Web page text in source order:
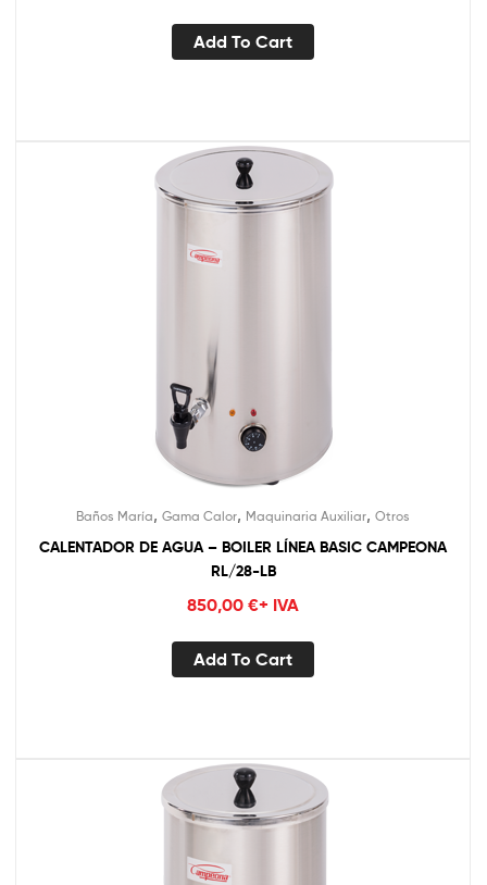
Add To Cart
Baños María, Gama Calor, Maquinaria Auxiliar, Otros
CALENTADOR DE AGUA – BOILER LÍNEA BASIC CAMPEONA
RL/28-LB
850,00 €+ IVA
Add To Cart